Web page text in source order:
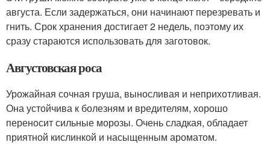
августа. Если задержаться, они начинают перезревать и
гнить. Срок хранения достигает 2 недель, поэтому их
сразу стараются использовать для заготовок.
Августовская роса
Урожайная сочная груша, выносливая и неприхотливая.
Она устойчива к болезням и вредителям, хорошо
переносит сильные морозы. Очень сладкая, обладает
приятной кислинкой и насыщенным ароматом.